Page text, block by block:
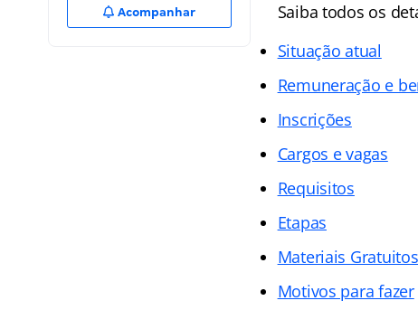
Acompanhar
Saiba todos os
Situação atual
Remuneração e
Inscrições
Cargos e vagas
Requisitos
Etapas
Materiais Gratuitos
Motivos para fazer